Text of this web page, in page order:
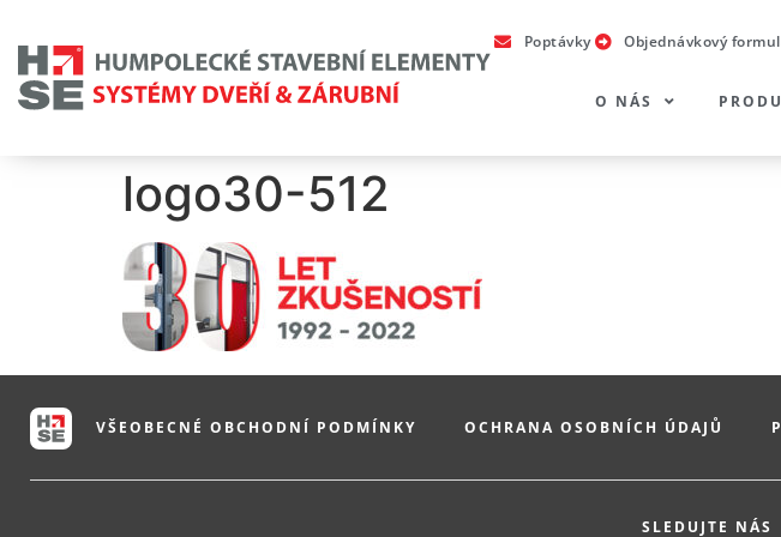
Poptávky Objednávkový
O NÁS
logo30-512
VŠEOBECNÉ OBCHODNÍ PODMÍNKY OCHRANA OSOBNÍCH ÚDAJŮ
SLEDUJTE NÁS